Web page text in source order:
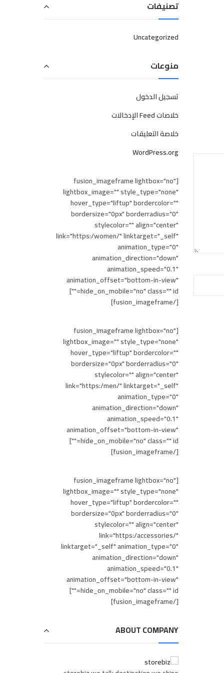
تصنيفات
Uncategorized
منوعات
تسجيل الدخول
خلاصات Feed الإدخالات
خلاصة التعليقات
WordPress.org
[fusion_imageframe lightbox="no"
lightbox_image="" style_type="none"
hover_type="liftup" bordercolor=""
bordersize="0px" borderradius="0"
stylecolor="" align="center"
link="https:/women/" linktarget="_self"
animation_type="0"
animation_direction="down"
animation_speed="0.1"
animation_offset="bottom-in-view"
hide_on_mobile="no" class="" id=""]
[/fusion_imageframe]
[fusion_imageframe lightbox="no"
lightbox_image="" style_type="none"
hover_type="liftup" bordercolor=""
bordersize="0px" borderradius="0"
stylecolor="" align="center"
link="https:/men/" linktarget="_self"
animation_type="0"
animation_direction="down"
animation_speed="0.1"
animation_offset="bottom-in-view"
hide_on_mobile="no" class="" id=""]
[/fusion_imageframe]
[fusion_imageframe lightbox="no"
lightbox_image="" style_type="none"
hover_type="liftup" bordercolor=""
bordersize="0px" borderradius="0"
stylecolor="" align="center"
link="https:/accessories/"
linktarget="_self" animation_type="0"
animation_direction="down"
animation_speed="0.1"
animation_offset="bottom-in-view"
hide_on_mobile="no" class="" id=""]
[/fusion_imageframe]
ABOUT COMPANY